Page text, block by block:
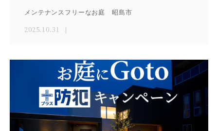
メンテナンスフリーなお庭 昭島市
2025.10.31